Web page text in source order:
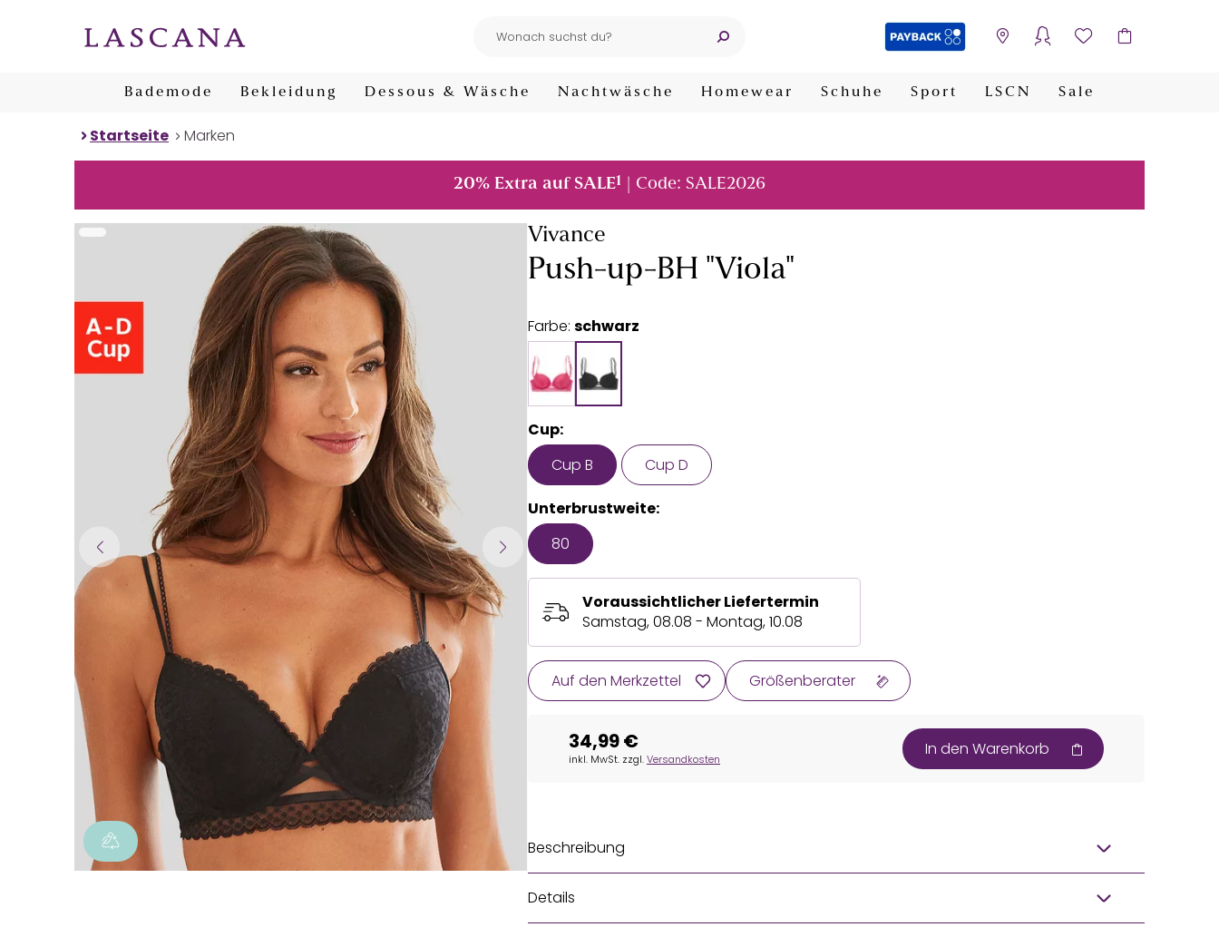
Bademode Bekleidung Dessous & Wäsche Nachtwäsche Homewear Schuhe Sport LSCN Sale
Startseite Marken
20% Extra auf SALE1 | Code: SALE2026
Vivance
Push-up-BH "Viola"
Farbe: schwarz
Cup:
Cup B
Cup D
Unterbrustweite:
80
Voraussichtlicher Liefertermin
Samstag, 08.08 - Montag, 10.08
Auf den Merkzettel Größenberater
34,99 €
inkl. MwSt. zzgl.Versandkosten In den Warenkorb
Beschreibung
Details